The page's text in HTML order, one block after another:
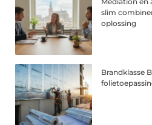
slim
oplossing
Brandklasse